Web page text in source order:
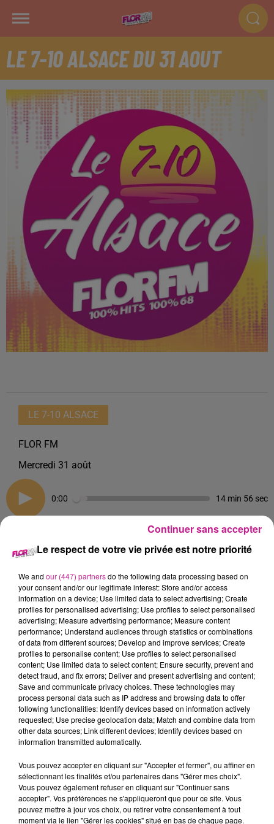
LE 7-10 ALSACE DU 31 AOUT
LE 7-10 ALSACE
FLOR FM
Mercredi 31 août
0:00 14 min 56 sec
31 août 2022 - 14 min 56 sec
Retrouvez les meilleurs moments du 7-10 Alsace.
TITRES DIFFUSÉS
14h54
14h54 14h50
14h50 14h46
14h46
Le respect de votre vie privée est notre priorité
We and our (447) partnersdo the following data processing based on
your consent and/or our legitimate interest: Store and/or access
information on a device; Use limited data to select advertising; Create
profiles for personalised advertising; Use profiles to select personalised
advertising; Measure advertising performance; Measure content
performance; Understand audiences through statistics or combinations
of data from different sources; Develop and improve services; Create
profiles to personalise content; Use profiles to select personalised
content; Use limited data to select content; Ensure security, prevent and
detect fraud, and fix errors; Deliver and present advertising and content;
Save and communicate privacy choices. These technologies may
process personal data such as IP address and browsing data to offer
following functionalities: Identify devices based on information actively
requested; Use precise geolocation data; Match and combine data from
other data sources; Link different devices; Identify devices based on
information transmitted automatically.
Vous pouvez accepter en cliquant sur "Accepter et fermer", ou affiner en
sélectionnant les finalités et/ou partenaires dans "Gérer mes choix".
Vous pouvez également refuser en cliquant sur "Continuer sans
accepter". Vos préférences ne s'appliqueront que pour ce site. Vous
pouvez mettre à jour vos choix, ou retirer votre consentement à tout
moment via le lien "Gérer les cookies" situé en bas de chaque page.
Continuer sans accepter